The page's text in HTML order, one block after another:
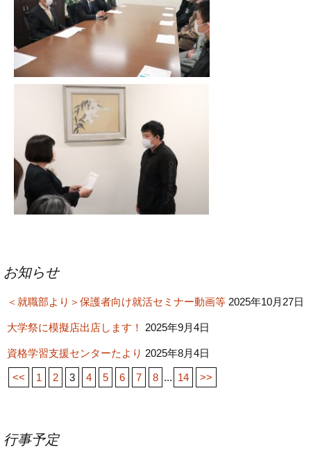
投
稿
ナ
ビ
ー
シ
お知らせ
＜就職部より＞保護者向け就活セミナー動画等 2025年10月27日
大学祭に模擬店出店します！ 2025年9月4日
資格学習支援センターたより 2025年8月4日
<< 1 2 3 4 5 6 7 8 ... 14 >>
行事予定